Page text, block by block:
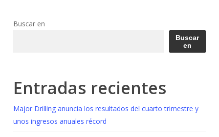
Buscar en
Buscar
en
Entradas recientes
Major Drilling anuncia los resultados del cuarto trimestre y
unos ingresos anuales récord